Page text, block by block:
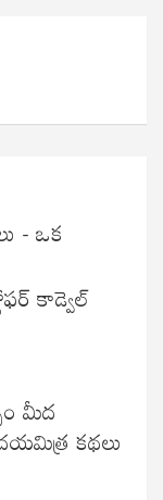
- ఒక
కాడ్వెల్
మీద
కథలు